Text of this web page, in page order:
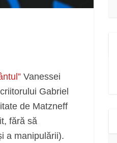
Vanessei
Gabriel
de Matzneff
fără să
a manipulării).